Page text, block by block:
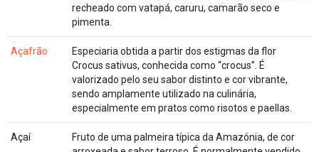
recheado com vatapá, caruru, camarão seco e
pimenta.
Açafrão
Especiaria obtida a partir dos estigmas da flor
Crocus sativus, conhecida como “crocus”. É
valorizado pelo seu sabor distinto e cor vibrante,
sendo amplamente utilizado na culinária,
especialmente em pratos como risotos e paellas.
Açaí
Fruto de uma palmeira típica da Amazónia, de cor